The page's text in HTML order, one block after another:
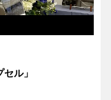
ル」